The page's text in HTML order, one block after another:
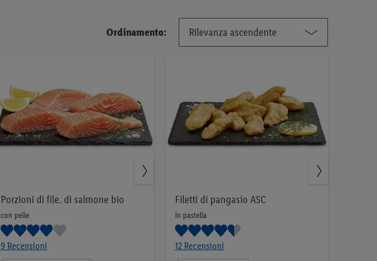
Ordinamento:
Porzioni di file. di salmone bio
con pelle
9 Recensioni
Filetti di pangasio ASC
in pastella
12 Recensioni